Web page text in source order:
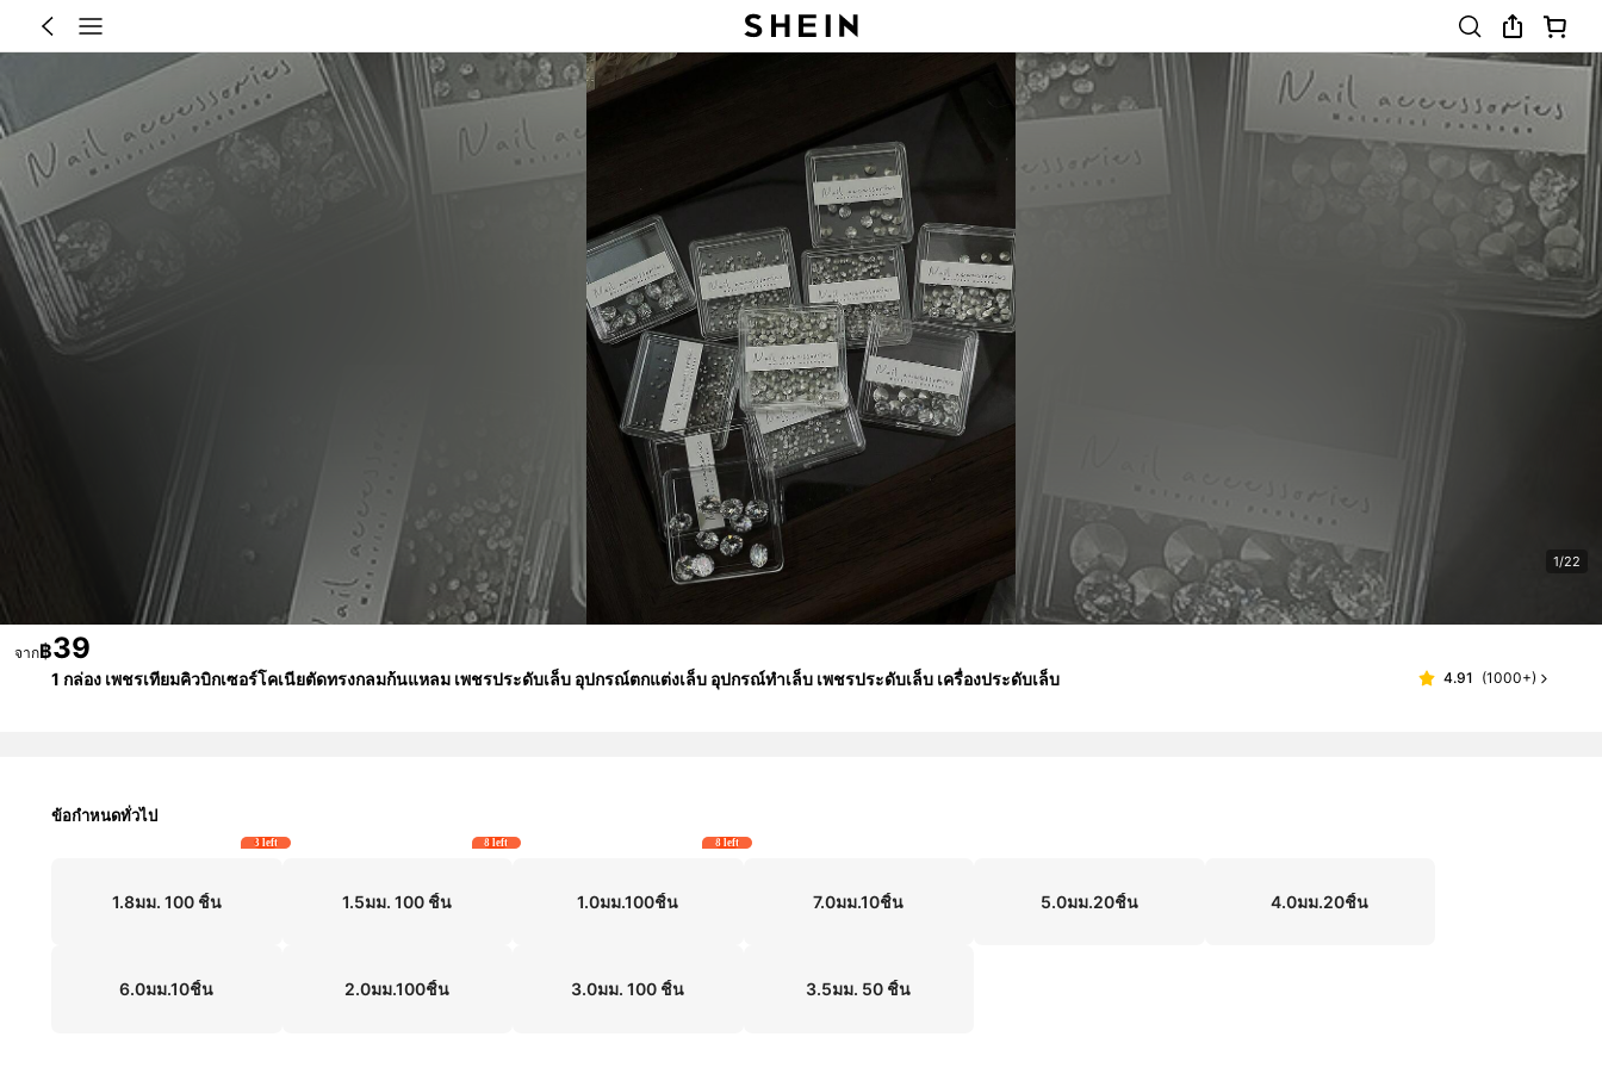
1/22
จาก฿39
1 กล่อง เพชรเทียมคิวบิกเซอร์โคเนียตัดทรงกลมก้นแหลม เพชรประดับเล็บ อุปกรณ์ตกแต่งเล็บ อุปกรณ์ทำเล็บ เพชรประดับเล็บ เครื่องประดับเล็บ 4.91 (1000+)
ข้อกำหนดทั่วไป
1.8มม. 100 ชิ้น
3 left
1.5มม. 100 ชิ้น
8 left
1.0มม.100ชิ้น
8 left
7.0มม.10ชิ้น 5.0มม.20ชิ้น 4.0มม.20ชิ้น
6.0มม.10ชิ้น 2.0มม.100ชิ้น 3.0มม. 100 ชิ้น 3.5มม. 50 ชิ้น